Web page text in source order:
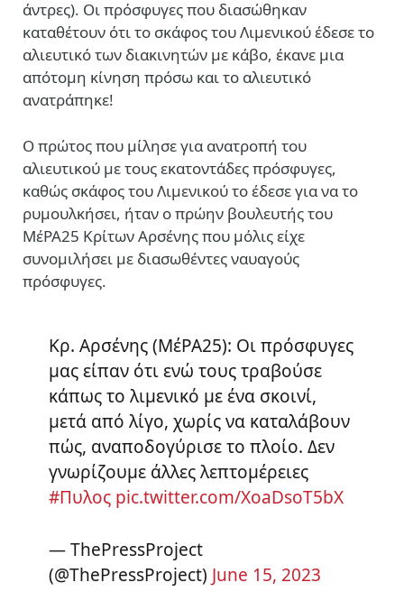
άντρες). Οι πρόσφυγες που διασώθηκαν
καταθέτουν ότι το σκάφος του Λιμενικού έδεσε το
αλιευτικό των διακινητών με κάβο, έκανε μια
απότομη κίνηση πρόσω και το αλιευτικό
ανατράπηκε!
Ο πρώτος που μίλησε για ανατροπή του
αλιευτικού με τους εκατοντάδες πρόσφυγες,
καθώς σκάφος του Λιμενικού το έδεσε για να το
ρυμουλκήσει, ήταν ο πρώην βουλευτής του
ΜέΡΑ25 Κρίτων Αρσένης που μόλις είχε
συνομιλήσει με διασωθέντες ναυαγούς
πρόσφυγες.
Κρ. Αρσένης (ΜέΡΑ25): Οι πρόσφυγες
μας είπαν ότι ενώ τους τραβούσε
κάπως το λιμενικό με ένα σκοινί,
μετά από λίγο, χωρίς να καταλάβουν
πώς, αναποδογύρισε το πλοίο. Δεν
γνωρίζουμε άλλες λεπτομέρειες
#Πυλος pic.twitter.com/XoaDsoT5bX
— ThePressProject
(@ThePressProject) June 15, 2023